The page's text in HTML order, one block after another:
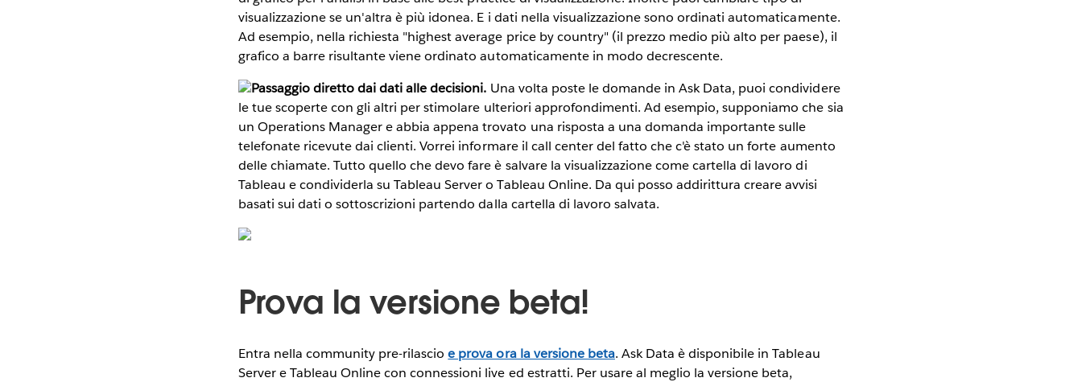
visualizzazione se un'altra è più idonea. E i dati nella visualizzazione sono ordinati automaticamente.
Ad esempio, nella richiesta "highest average price by country" (il prezzo medio più alto per paese), il
grafico a barre risultante viene ordinato automaticamente in modo decrescente.
Passaggio diretto dai dati alle decisioni. Una volta poste le domande in Ask Data, puoi condividere
le tue scoperte con gli altri per stimolare ulteriori approfondimenti. Ad esempio, supponiamo che sia
un Operations Manager e abbia appena trovato una risposta a una domanda importante sulle
telefonate ricevute dai clienti. Vorrei informare il call center del fatto che c'è stato un forte aumento
delle chiamate. Tutto quello che devo fare è salvare la visualizzazione come cartella di lavoro di
Tableau e condividerla su Tableau Server o Tableau Online. Da qui posso addirittura creare avvisi
basati sui dati o sottoscrizioni partendo dalla cartella di lavoro salvata.
Prova la versione beta!
Entra nella community pre-rilascioe prova ora la versione beta. Ask Data è disponibile in Tableau
Server e Tableau Online con connessioni live ed estratti. Per usare al meglio la versione beta,